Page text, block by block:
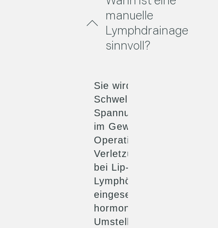
manuelle
Lymphdrainage
sinnvoll?
Sie wird häufig bei
Schwellungen,
Spannungsgefühlen
im Gewebe, nach
Operationen oder
Verletzungen sowie
bei Lip- oder
Lymphödemen
eingesetzt. Auch in
hormonellen
Umstellungsphasen